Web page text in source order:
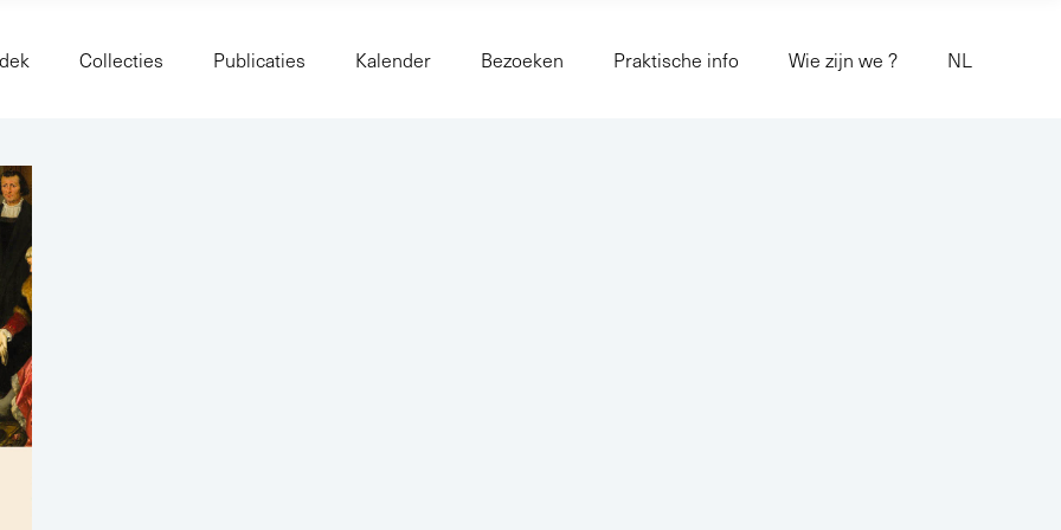
Collecties Publicaties Kalender Bezoeken Praktische info Wie zijn we ? NL